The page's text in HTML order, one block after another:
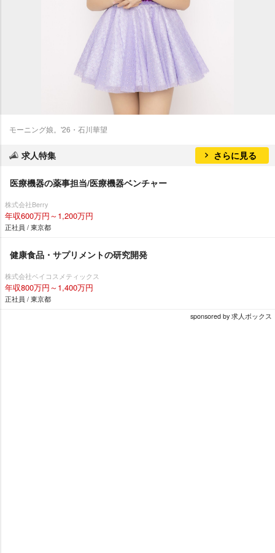
モーニング娘。'26・石川華望
求人特集 さらに見る
医療機器の薬事担当/医療機器ベンチャー
株式会社Berry
年収600万円～1,200万円
正社員 / 東京都
健康食品・サプリメントの研究開発
株式会社ベイコスメティックス
年収800万円～1,400万円
正社員 / 東京都
sponsored by 求人ボックス